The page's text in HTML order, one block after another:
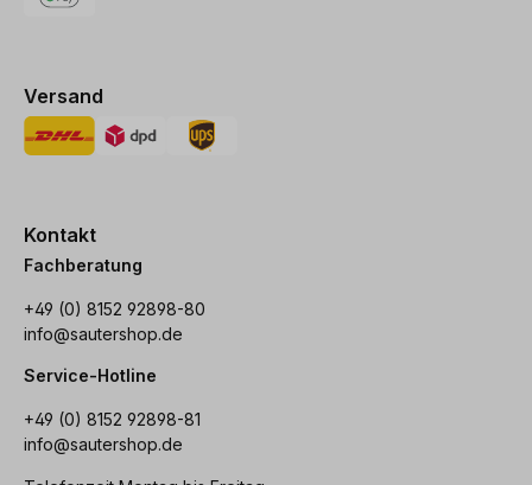
Versand
Kontakt
Fachberatung
+49 (0) 8152 92898-80
info@sautershop.de
Service-Hotline
+49 (0) 8152 92898-81
info@sautershop.de